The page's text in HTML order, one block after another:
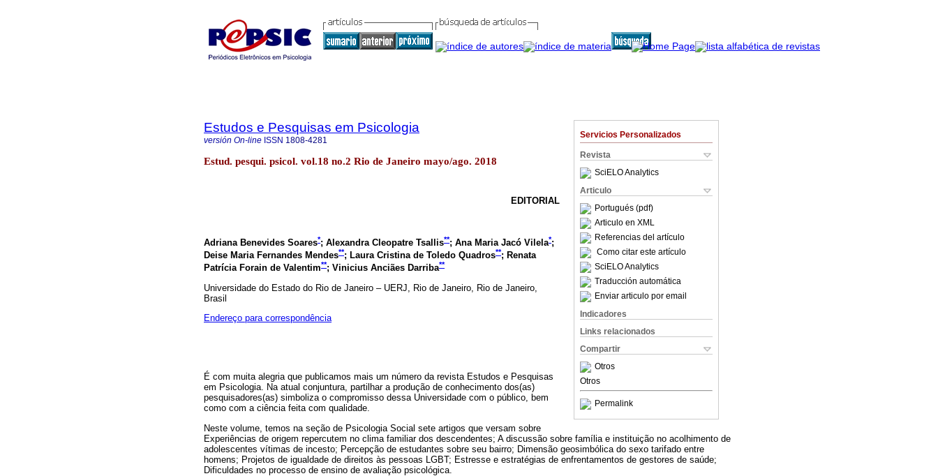
Servicios Personalizados
Revista
SciELO Analytics
Articulo
Portugués (pdf)
Articulo en XML
Referencias del artículo
Como citar este artículo
SciELO Analytics
Traducción automática
Enviar articulo por email
Indicadores
Links relacionados
Compartir
Otros
Otros
Permalink
Estudos e Pesquisas em Psicologia
versión On-line ISSN 1808-4281
Estud. pesqui. psicol. vol.18 no.2 Rio de Janeiro mayo/ago. 2018
EDITORIAL
Adriana Benevides Soares*; Alexandra Cleopatre Tsallis**; Ana Maria Jacó Vilela*;
Deise Maria Fernandes Mendes**; Laura Cristina de Toledo Quadros**; Renata
Patrícia Forain de Valentim**; Vinicius Anciães Darriba**
Universidade do Estado do Rio de Janeiro – UERJ, Rio de Janeiro, Rio de Janeiro,
Brasil
Endereço para correspondência
É com muita alegria que publicamos mais um número da revista Estudos e Pesquisas
em Psicologia. Na atual conjuntura, partilhar a produção de conhecimento dos(as)
pesquisadores(as) simboliza o compromisso dessa Universidade com o público, bem
como com a ciência feita com qualidade.
Neste volume, temos na seção de Psicologia Social sete artigos que versam sobre
Experiências de origem repercutem no clima familiar dos descendentes; A discussão sobre família e instituição no acolhimento de
adolescentes vítimas de incesto; Percepção de estudantes sobre seu bairro; Dimensão geosimbólica do sexo tarifado entre
homens; Projetos de igualdade de direitos às pessoas LGBT; Estresse e estratégias de enfrentamentos de gestores de saúde;
Dificuldades no processo de ensino de avaliação psicológica.